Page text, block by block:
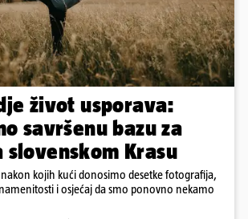
život usporava:
savršenu bazu za
slovenskom Krasu
kojih kući donosimo desetke fotografija,
i osjećaj da smo ponovno nekamo